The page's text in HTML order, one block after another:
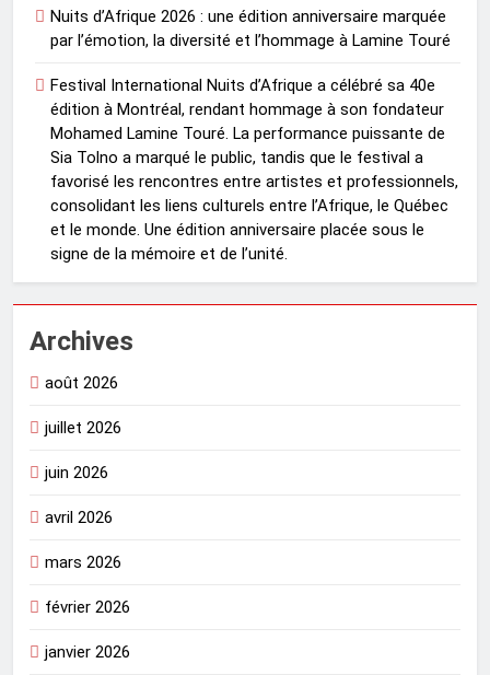
Nuits d’Afrique 2026 : une édition anniversaire marquée
par l’émotion, la diversité et l’hommage à Lamine Touré
Festival International Nuits d’Afrique a célébré sa 40e
édition à Montréal, rendant hommage à son fondateur
Mohamed Lamine Touré. La performance puissante de
Sia Tolno a marqué le public, tandis que le festival a
favorisé les rencontres entre artistes et professionnels,
consolidant les liens culturels entre l’Afrique, le Québec
et le monde. Une édition anniversaire placée sous le
signe de la mémoire et de l’unité.
Archives
août 2026
juillet 2026
juin 2026
avril 2026
mars 2026
février 2026
janvier 2026